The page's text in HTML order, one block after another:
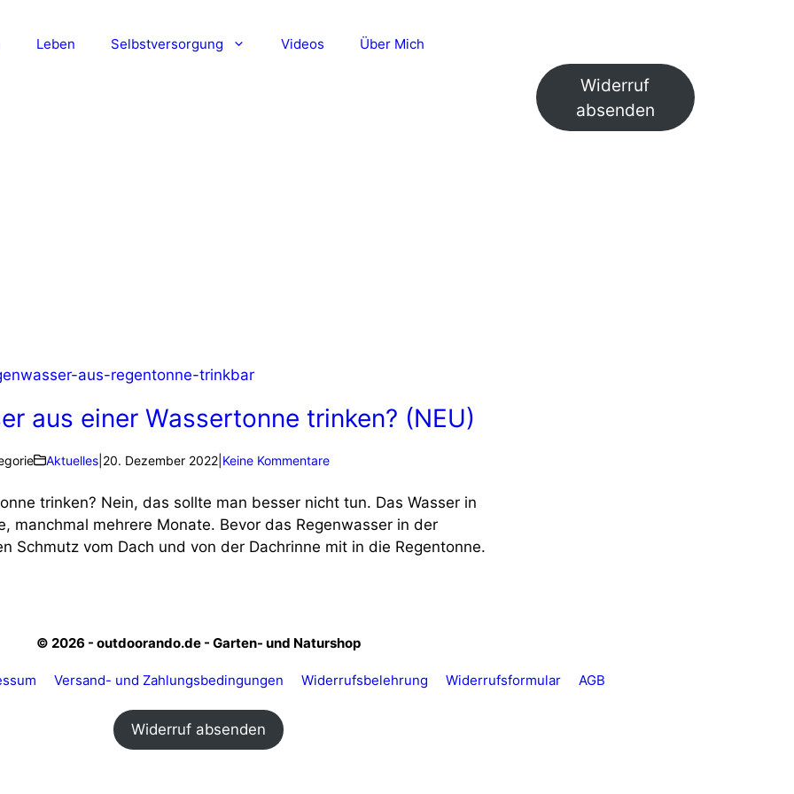
Leben Selbstversorgung Videos Über Mich
Widerruf
absenden
aus einer Wassertonne trinken? (NEU)
Aktuelles 20. Dezember 2022 Keine Kommentare
trinken? Nein, das sollte man besser nicht tun. Das Wasser in
manchmal mehrere Monate. Bevor das Regenwasser in der
Schmutz vom Dach und von der Dachrinne mit in die Regentonne.
© 2026 - outdoorando.de - Garten- und Naturshop
Versand- und Zahlungsbedingungen Widerrufsbelehrung Widerrufsformular AGB
Widerruf absenden